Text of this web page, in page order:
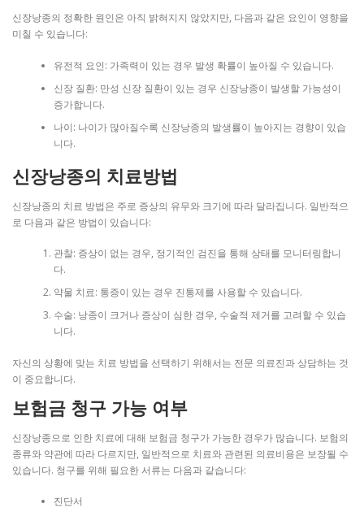
신장낭종의 정확한 원인은 아직 밝혀지지 않았지만, 다음과 같은 요인이 영향을
미칠 수 있습니다:
유전적 요인: 가족력이 있는 경우 발생 확률이 높아질 수 있습니다.
신장 질환: 만성 신장 질환이 있는 경우 신장낭종이 발생할 가능성이
증가합니다.
나이: 나이가 많아질수록 신장낭종의 발생률이 높아지는 경향이 있습
니다.
신장낭종의 치료방법
신장낭종의 치료 방법은 주로 증상의 유무와 크기에 따라 달라집니다. 일반적으
로 다음과 같은 방법이 있습니다:
관찰: 증상이 없는 경우, 정기적인 검진을 통해 상태를 모니터링합니
다.
약물 치료: 통증이 있는 경우 진통제를 사용할 수 있습니다.
수술: 낭종이 크거나 증상이 심한 경우, 수술적 제거를 고려할 수 있습
니다.
자신의 상황에 맞는 치료 방법을 선택하기 위해서는 전문 의료진과 상담하는 것
이 중요합니다.
보험금 청구 가능 여부
신장낭종으로 인한 치료에 대해 보험금 청구가 가능한 경우가 많습니다. 보험의
종류와 약관에 따라 다르지만, 일반적으로 치료와 관련된 의료비용은 보장될 수
있습니다. 청구를 위해 필요한 서류는 다음과 같습니다:
진단서